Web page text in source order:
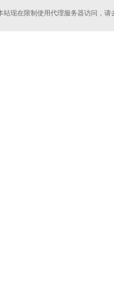
站现在限制使用代理服务器访问，请